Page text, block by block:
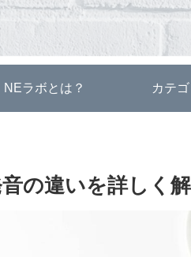
NEラボとは？ カテ
の違いを詳しく解